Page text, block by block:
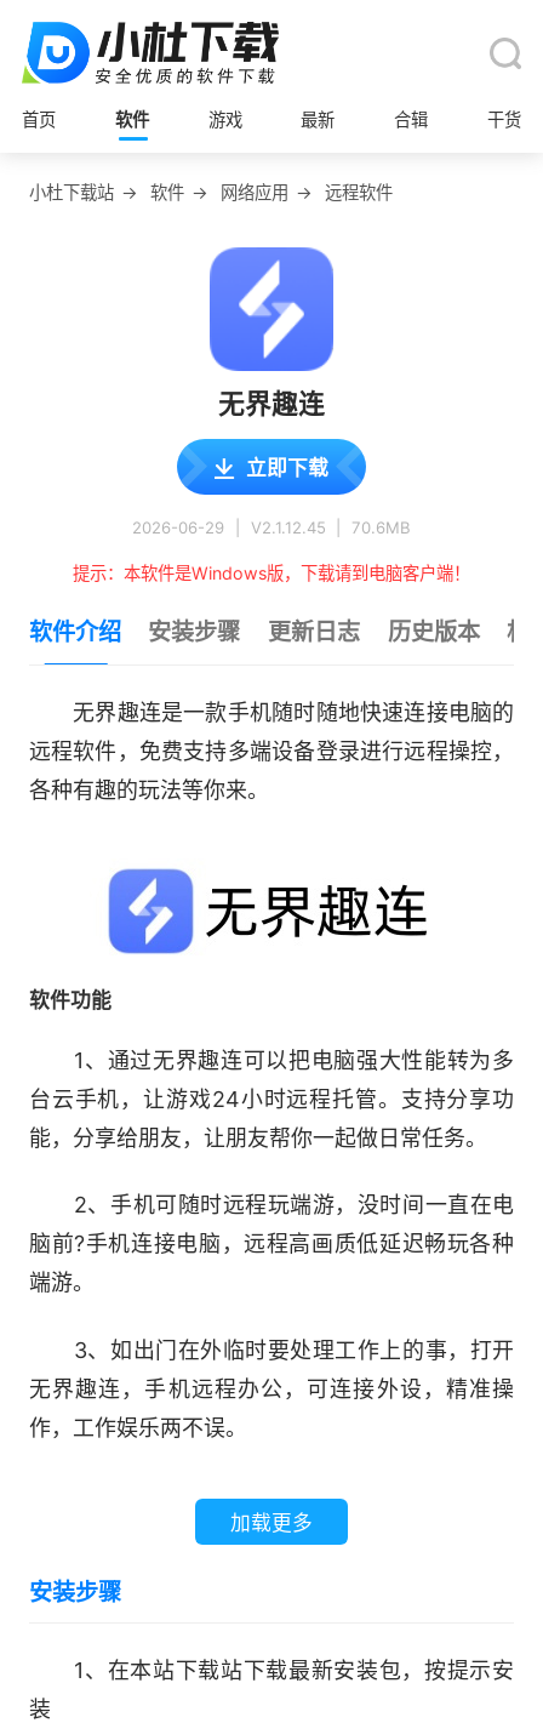
首页 软件 游戏 最新 合辑 干货
小杜下载站 → 软件 → 网络应用 → 远程软件
无界趣连
立即下载
2026-06-29 V2.1.12.45 70.6MB
提示：本软件是Windows版，下载请到电脑客户端！
软件介绍 安装步骤 更新日志 历史版本 相
无界趣连是一款手机随时随地快速连接电脑的
远程软件，免费支持多端设备登录进行远程操控，
各种有趣的玩法等你来。
软件功能
1、通过无界趣连可以把电脑强大性能转为多
台云手机，让游戏24小时远程托管。支持分享功
能，分享给朋友，让朋友帮你一起做日常任务。
2、手机可随时远程玩端游，没时间一直在电
脑前?手机连接电脑，远程高画质低延迟畅玩各种
端游。
3、如出门在外临时要处理工作上的事，打开
无界趣连，手机远程办公，可连接外设，精准操
作，工作娱乐两不误。
加载更多
安装步骤
1、在本站下载站下载最新安装包，按提示安
装